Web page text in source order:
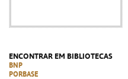
ENCONTRAR EM BIBLIOTECAS
BNP
PORBASE